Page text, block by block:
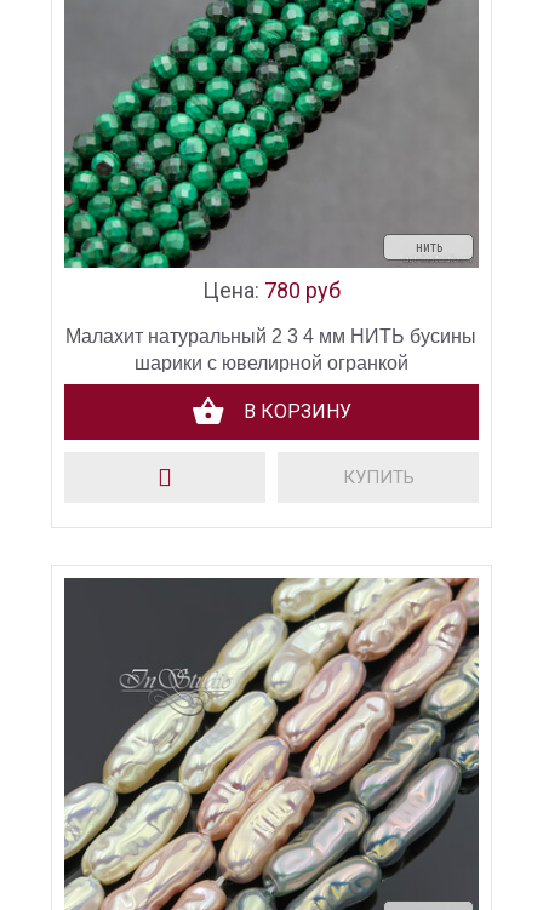
нить
Цена: 780 руб
Малахит натуральный 2 3 4 мм НИТЬ бусины
шарики с ювелирной огранкой
В КОРЗИНУ
КУПИТЬ